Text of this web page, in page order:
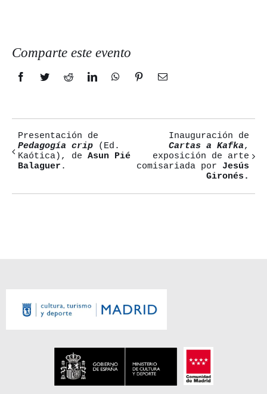
Comparte este evento
FacebookTwitterRedditLinkedInWhatsAppPinterestCorreo
Navegación
del
Presentación de
Pedagogía crip (Ed.
Kaótica), de Asun Pié
Balaguer .
Inauguración de
Cartas a Kafka,
exposición de arte
comisariada por Jesús
Gironés.